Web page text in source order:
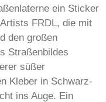
ein Sticker
FRDL, die mit
den großen
Straßenbildes
süßer
Kleber in Schwarz-
ins Auge. Ein